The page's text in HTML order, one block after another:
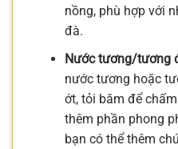
nồng, phù hợp với
đà.
Nước tương/tương
nước tương hoặc
ớt, tỏi băm để
thêm phần phong
bạn có thể thêm